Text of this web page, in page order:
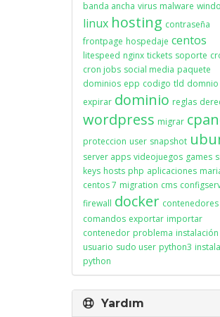
banda ancha virus malware
linux hosting contraseña
frontpage hospedaje centos
litespeed nginx tickets soporte
cron jobs social media paquete
dominios epp codigo tld domnio
expirar dominio reglas
wordpress migrar
proteccion user snapshot
server apps videojuegos games
keys hosts php aplicaciones
centos 7 migration cms
firewall docker contenedores
comandos exportar importar
contenedor problema instalación
usuario sudo user python3
python
Yardım